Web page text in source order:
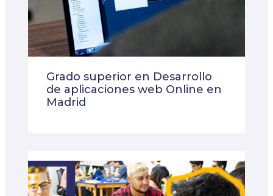
Grado superior en Desarrollo
de aplicaciones web Online en
Madrid